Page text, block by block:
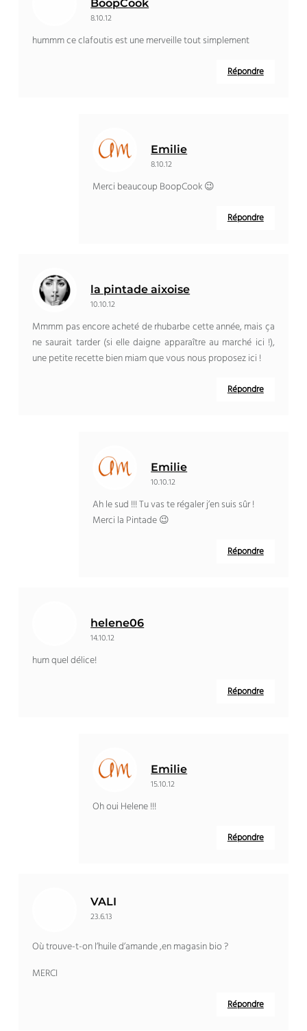
BoopCook
8.10.12
hummm ce clafoutis est une merveille tout simplement
Répondre
Emilie
8.10.12
Merci beaucoup BoopCook 😉
Répondre
la pintade aixoise
10.10.12
Mmmm pas encore acheté de rhubarbe cette année, mais ça
ne saurait tarder (si elle daigne apparaître au marché ici !),
une petite recette bien miam que vous nous proposez ici !
Répondre
Emilie
10.10.12
Ah le sud !!! Tu vas te régaler j’en suis sûr !
Merci la Pintade 😉
Répondre
helene06
14.10.12
hum quel délice!
Répondre
Emilie
15.10.12
Oh oui Helene !!!
Répondre
VALI
23.6.13
Où trouve-t-on l’huile d’amande ,en magasin bio ?
MERCI
Répondre